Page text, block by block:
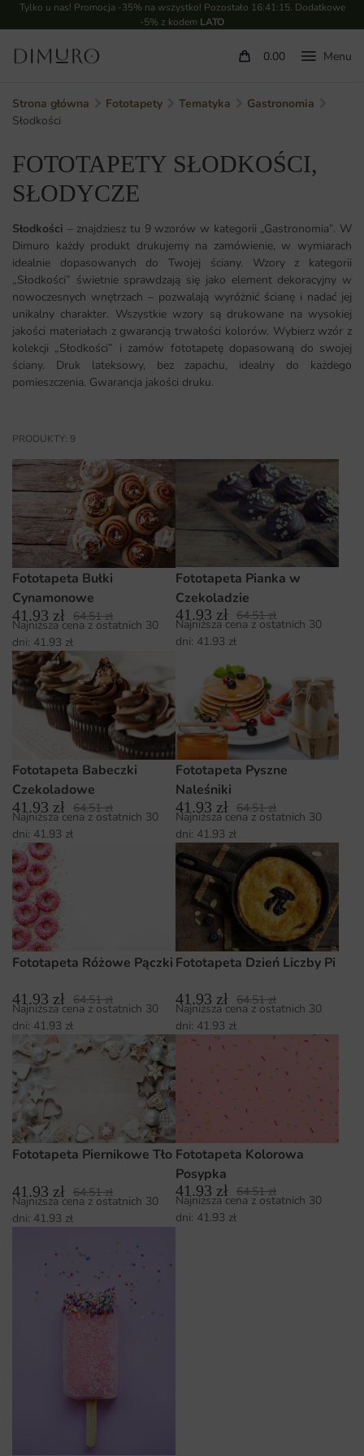
Tylko u nas! Promocja -35% na wszystko! Pozostało 16:41:15. Dodatkowe
-5% z kodem LATO
0.00
Strona główna Fototapety Tematyka
Gastronomia
Słodkości
FOTOTAPETY SŁODKOŚCI,
SŁODYCZE
Słodkości – znajdziesz tu 9 wzorów w kategorii „Gastronomia”. W
Dimuro każdy produkt drukujemy na zamówienie, w wymiarach
idealnie dopasowanych do Twojej ściany. Wzory z kategorii
„Słodkości” świetnie sprawdzają się jako element dekoracyjny w
nowoczesnych wnętrzach – pozwalają wyróżnić ścianę i nadać jej
unikalny charakter. Wszystkie wzory są drukowane na wysokiej
jakości materiałach z gwarancją trwałości kolorów. Wybierz wzór z
kolekcji „Słodkości” i zamów fototapetę dopasowaną do swojej
ściany. Druk lateksowy, bez zapachu, idealny do każdego
pomieszczenia. Gwarancja jakości druku.
PRODUKTY: 9
Fototapeta Bułki
Cynamonowe
41.93 zł 64.51zł
Najniższa cena z ostatnich 30
dni: 41.93 zł
Fototapeta Pianka w
Czekoladzie
41.93 zł 64.51zł
Najniższa cena z ostatnich 30
dni: 41.93 zł
Fototapeta Babeczki
Czekoladowe
41.93 zł 64.51zł
Najniższa cena z ostatnich 30
dni: 41.93 zł
Fototapeta Pyszne
Naleśniki
41.93 zł 64.51zł
Najniższa cena z ostatnich 30
dni: 41.93 zł
Fototapeta Różowe Pączki
41.93 zł 64.51zł
Najniższa cena z ostatnich 30
dni: 41.93 zł
Fototapeta Dzień Liczby Pi
41.93 zł 64.51zł
Najniższa cena z ostatnich 30
dni: 41.93 zł
Fototapeta Piernikowe Tło
41.93 zł 64.51zł
Najniższa cena z ostatnich 30
dni: 41.93 zł
Fototapeta Kolorowa
Posypka
41.93 zł 64.51zł
Najniższa cena z ostatnich 30
dni: 41.93 zł